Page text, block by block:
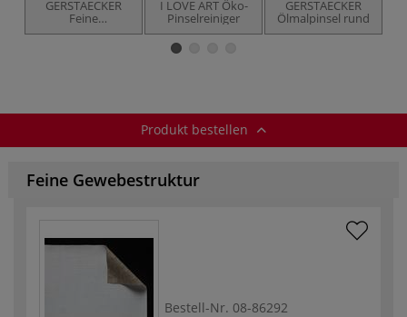
GERSTAECKER
Feine
Künstlerölfarbe
I LOVE ART Öko-
Pinselreiniger
GERSTAECKER
Ölmalpinsel rund
Produkt bestellen
Feine Gewebestruktur
Bestell-Nr. 08-86292